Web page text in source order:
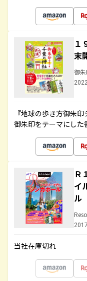
１
末
御
『地球の歩き方御朱
御朱印をテーマにした
Ｒ
イ
ル
当社在庫切れ